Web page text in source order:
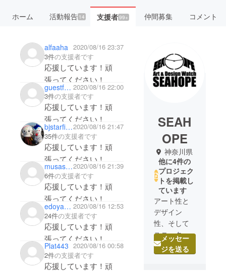
ホーム 活動報告14 支援者99+ 仲間募集 コメント
alfaaha 2020/08/16 23:37
3件の支援者です
応援しています！頑
張ってください！
guestf0bab08ea9 2020/08/16 22:00
3件の支援者です
応援しています！頑
張ってください！
bjstarfield2020/08/16 21:47
35件の支援者です
応援しています！頑
張ってください！
musashiyamato2020/08/16 21:39
6件の支援者です
応援しています！頑
張ってください！
edoya335 2020/08/16 12:53
24件の支援者です
応援しています！頑
張ってください！
Plat443 2020/08/16 00:58
2件の支援者です
応援しています！頑
SEAH
OPE
神奈川県
他に4件の
プロジェク
トを掲載し
ています
アート性と
デザイン
性、そして
ユニーク
さ、斬新さ
にこだわっ
メッセー
ジを送る